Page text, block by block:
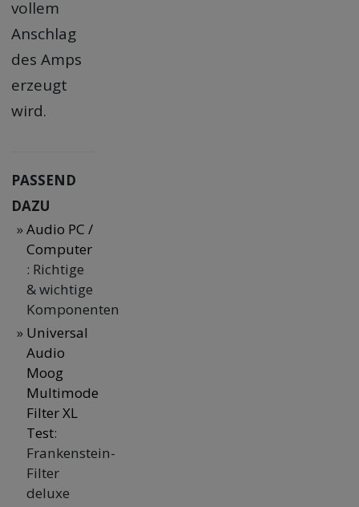
vollem
Anschlag
des Amps
erzeugt
wird.
PASSEND
DAZU
Audio PC /
Computer
: Richtige
& wichtige
Komponenten
Universal
Audio
Moog
Multimode
Filter XL
Test:
Frankenstein-
Filter
deluxe